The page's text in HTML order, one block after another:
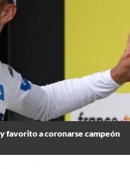
favorito a coronarse campeón